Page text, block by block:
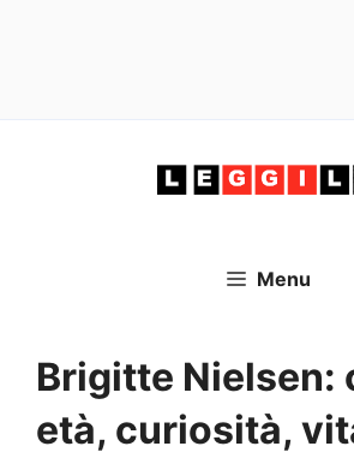
Menu
Brigitte Nielsen:
età, curiosità,